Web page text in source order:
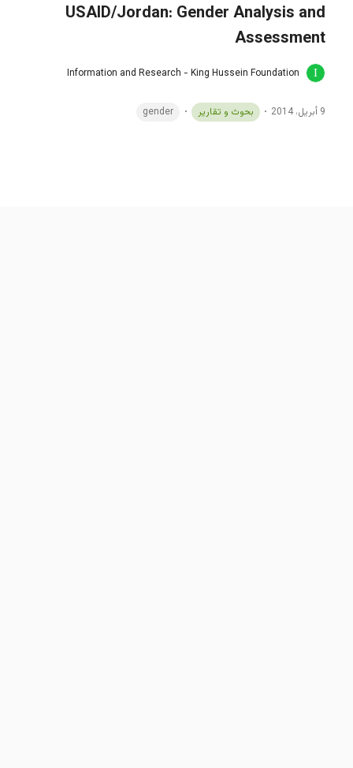
USAID/Jordan: Gender Analysis and
Assessment
Information and Research - King Hussein Foundation
9 أبريل، 2014 بحوث و تقارير gender